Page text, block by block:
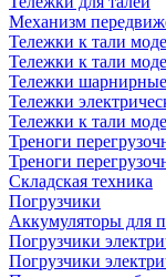
Механизм
Тележки к тали
Тележки к тали
Тележки шарнирные
Тележки
Тележки к тали
Треноги
Треноги
Складская техника
Погрузчики
Аккумуляторы для
Погрузчики
Погрузчики